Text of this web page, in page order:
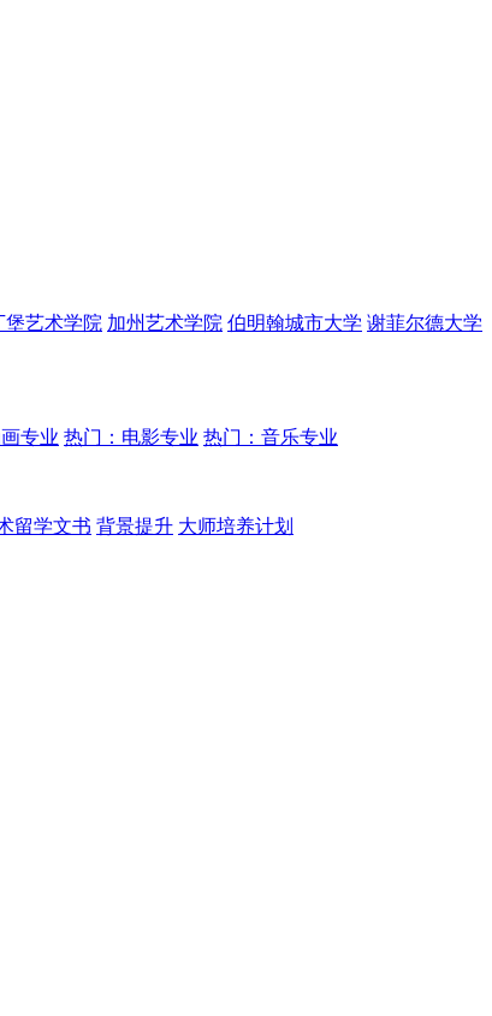
堡艺术学院 加州艺术学院 伯明翰城市大学 谢菲尔德大学
专业 热门：电影专业 热门：音乐专业
留学文书 背景提升 大师培养计划